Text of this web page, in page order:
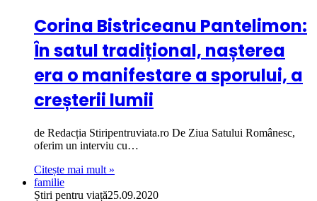
Corina Bistriceanu Pantelimon:
În satul tradițional, nașterea
era o manifestare a sporului, a
creșterii lumii
de Redacția Stiripentruviata.ro De Ziua Satului Românesc,
oferim un interviu cu…
Citește mai mult »
familie
Știri pentru viață25.09.2020